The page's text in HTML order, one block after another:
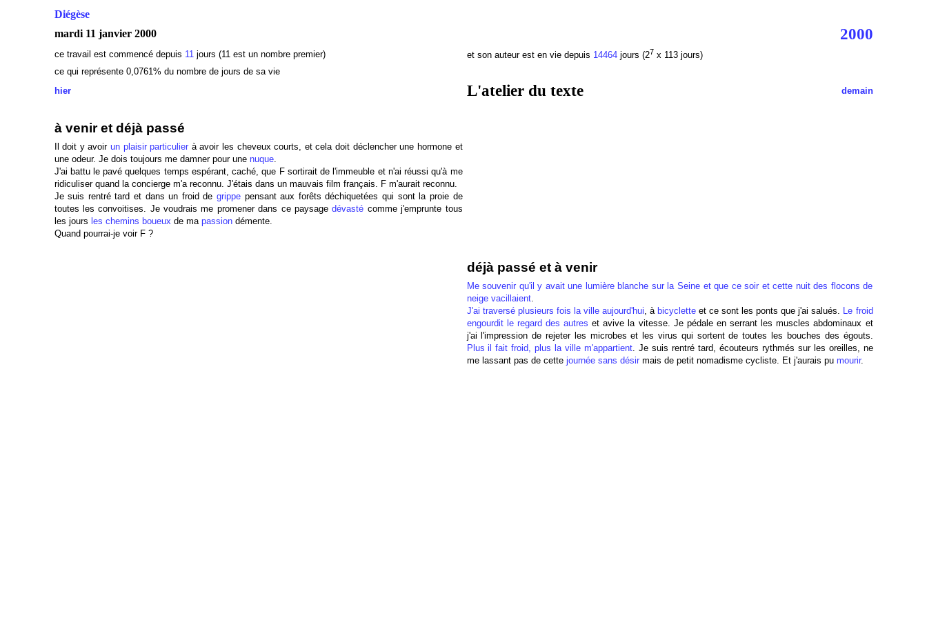
Diégèse
mardi 11 janvier 2000 2000
ce travail est commencé depuis 11jours (11 est un nombre premier) et son auteur est en vie depuis 14464jours (27 x 113 jours)
ce qui représente 0,0761% du nombre de jours de sa vie
hier
L'atelier du texte demain
à venir et déjà passé
Il doit y avoir un plaisir particulier à avoir les cheveux courts, et cela doit déclencher une hormone et
une odeur. Je dois toujours me damner pour une nuque.
J'ai battu le pavé quelques temps espérant, caché, que F sortirait de l'immeuble et n'ai réussi qu'à me
ridiculiser quand la concierge m'a reconnu. J'étais dans un mauvais film français. F m'aurait reconnu.
Je suis rentré tard et dans un froid de grippe pensant aux forêts déchiquetées qui sont la proie de
toutes les convoitises. Je voudrais me promener dans ce paysagedévasté comme j'emprunte tous
les jours les chemins boueux de ma passiondémente.
Quand pourrai-je voir F ?
déjà passé et à venir
Me souvenir qu'il y avait une lumière blanche sur la Seine et que ce soir et cette nuit des flocons de
neige vacillaient.
J'ai traversé plusieurs fois la ville aujourd'hui, à bicycletteet ce sont les ponts que j'ai salués. Le froid
engourdit le regard des autres et avive la vitesse. Je pédale en serrant les muscles abdominaux et
j'ai l'impression de rejeter les microbes et les virus qui sortent de toutes les bouches des égouts.
Plus il fait froid, plus la ville m'appartient. Je suis rentré tard, écouteurs rythmés sur les oreilles, ne
me lassant pas de cette journée sans désirmais de petit nomadisme cycliste. Et j'aurais pu mourir.